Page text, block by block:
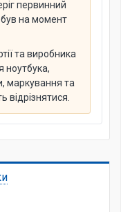
первинний
був на момент
та виробника
ноутбука,
маркування та